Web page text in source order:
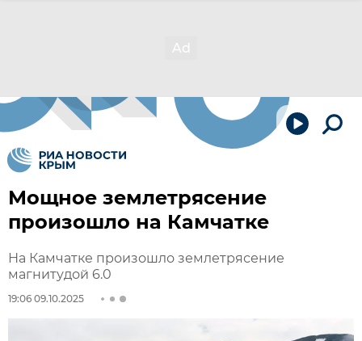
Мощное землетрясение
произошло на Камчатке
На Камчатке произошло землетрясение
магнитудой 6.0
19:06 09.10.2025